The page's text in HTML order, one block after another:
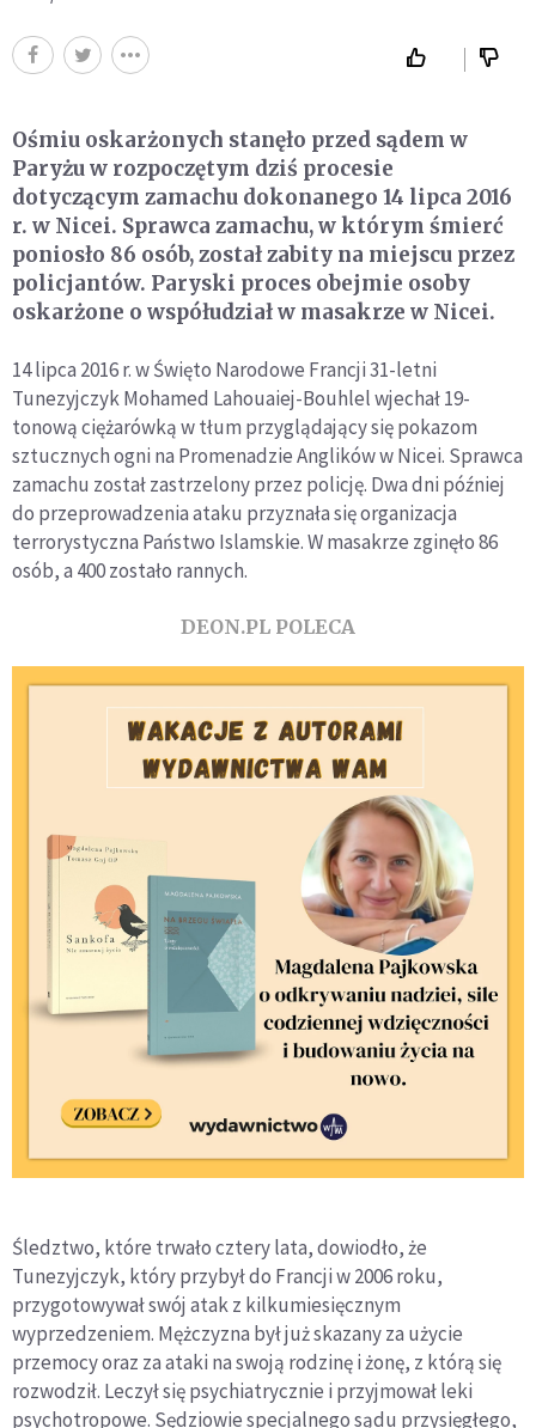
Ośmiu oskarżonych stanęło przed sądem w
Paryżu w rozpoczętym dziś procesie
dotyczącym zamachu dokonanego 14 lipca 2016
r. w Nicei. Sprawca zamachu, w którym śmierć
poniosło 86 osób, został zabity na miejscu przez
policjantów. Paryski proces obejmie osoby
oskarżone o współudział w masakrze w Nicei.
14 lipca 2016 r. w Święto Narodowe Francji 31-letni
Tunezyjczyk Mohamed Lahouaiej-Bouhlel wjechał 19-
tonową ciężarówką w tłum przyglądający się pokazom
sztucznych ogni na Promenadzie Anglików w Nicei. Sprawca
zamachu został zastrzelony przez policję. Dwa dni później
do przeprowadzenia ataku przyznała się organizacja
terrorystyczna Państwo Islamskie. W masakrze zginęło 86
osób, a 400 zostało rannych.
DEON.PL POLECA
Śledztwo, które trwało cztery lata, dowiodło, że
Tunezyjczyk, który przybył do Francji w 2006 roku,
przygotowywał swój atak z kilkumiesięcznym
wyprzedzeniem. Mężczyzna był już skazany za użycie
przemocy oraz za ataki na swoją rodzinę i żonę, z którą się
rozwodził. Leczył się psychiatrycznie i przyjmował leki
psychotropowe. Sędziowie specjalnego sądu przysięgłego,